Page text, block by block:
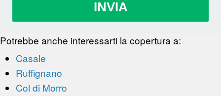
INVIA
Potrebbe anche interessarti la copertura a:
Casale
Ruffignano
Col di Morro